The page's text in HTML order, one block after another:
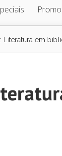
Literatura em